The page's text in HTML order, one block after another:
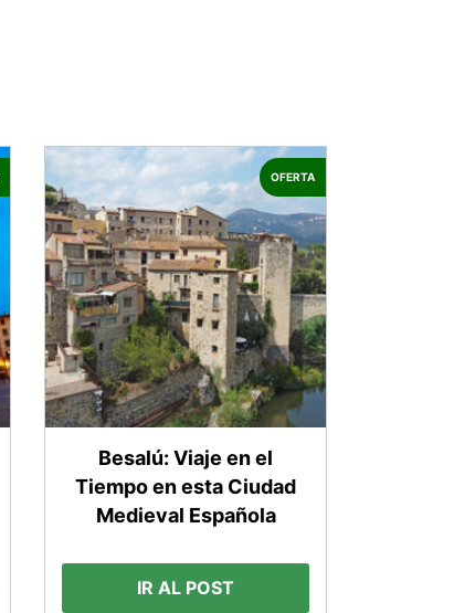
OFERTA
Besalú: Viaje en el
Tiempo en esta Ciudad
Medieval Española
IR AL POST